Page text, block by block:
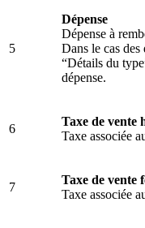
5
Dépense
Dépense à
Dans le cas des
“Détails du
dépense.
6
Taxe de vente
Taxe associée
7
Taxe de vente
Taxe associée